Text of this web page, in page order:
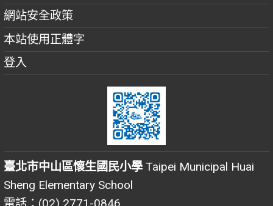
網站安全政策
本站使用正體字
登入
臺北市中山區懷生國民小學 Taipei Municipal Huai
Sheng Elementary School
電話：(02) 2771-0846